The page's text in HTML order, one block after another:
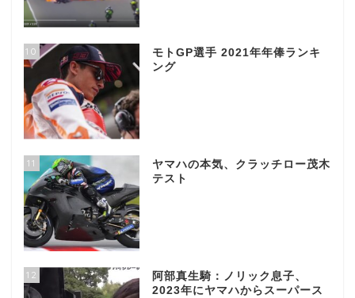
10
モトGP選手 2021年年俸ランキ
ング
11
ヤマハの本気、クラッチロー茂木
テスト
12
阿部真生騎：ノリック息子、
2023年にヤマハからスーパース